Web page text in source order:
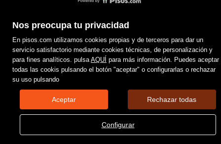
Nos preocupa tu privacidad
En pisos.com utilizamos cookies propias y de terceros para dar un
servicio satisfactorio mediante cookies técnicas, de personalización y
para fines analíticos. pulsaAQUÍ para más información. Puedes aceptar
todas las cookis pulsando el botón "aceptar" o configurarlas o rechazar
su uso pulsando
Aceptar Rechazar todas
Configurar